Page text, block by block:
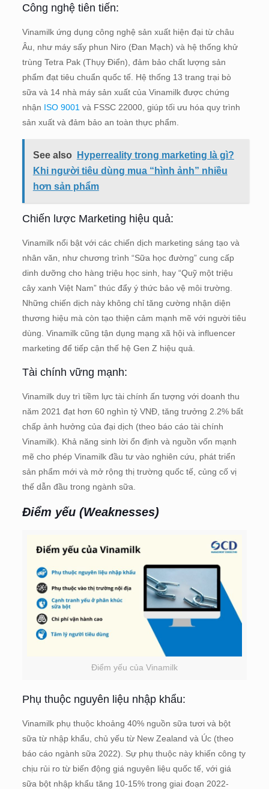
Công nghệ tiên tiến:
Vinamilk ứng dụng công nghệ sản xuất hiện đại từ châu
Âu, như máy sấy phun Niro (Đan Mạch) và hệ thống khử
trùng Tetra Pak (Thụy Điển), đảm bảo chất lượng sản
phẩm đạt tiêu chuẩn quốc tế. Hệ thống 13 trang trại bò
sữa và 14 nhà máy sản xuất của Vinamilk được chứng
nhận ISO 9001và FSSC 22000, giúp tối ưu hóa quy trình
sản xuất và đảm bảo an toàn thực phẩm.
See also
Hyperreality trong marketing là gì?
Khi người tiêu dùng mua “hình ảnh” nhiều
hơn sản phẩm
Chiến lược Marketing hiệu quả:
Vinamilk nổi bật với các chiến dịch marketing sáng tạo và
nhân văn, như chương trình “Sữa học đường” cung cấp
dinh dưỡng cho hàng triệu học sinh, hay “Quỹ một triệu
cây xanh Việt Nam” thúc đẩy ý thức bảo vệ môi trường.
Những chiến dịch này không chỉ tăng cường nhận diện
thương hiệu mà còn tạo thiện cảm mạnh mẽ với người tiêu
dùng. Vinamilk cũng tận dụng mạng xã hội và influencer
marketing để tiếp cận thế hệ Gen Z hiệu quả.
Tài chính vững mạnh:
Vinamilk duy trì tiềm lực tài chính ấn tượng với doanh thu
năm 2021 đạt hơn 60 nghìn tỷ VNĐ, tăng trưởng 2.2% bất
chấp ảnh hưởng của đại dịch (theo báo cáo tài chính
Vinamilk). Khả năng sinh lời ổn định và nguồn vốn mạnh
mẽ cho phép Vinamilk đầu tư vào nghiên cứu, phát triển
sản phẩm mới và mở rộng thị trường quốc tế, củng cố vị
thế dẫn đầu trong ngành sữa.
Điểm yếu (Weaknesses)
Điểm yếu của Vinamilk
Phụ thuộc nguyên liệu nhập khẩu:
Vinamilk phụ thuộc khoảng 40% nguồn sữa tươi và bột
sữa từ nhập khẩu, chủ yếu từ New Zealand và Úc (theo
báo cáo ngành sữa 2022). Sự phụ thuộc này khiến công ty
chịu rủi ro từ biến động giá nguyên liệu quốc tế, với giá
sữa bột nhập khẩu tăng 10-15% trong giai đoạn 2022-